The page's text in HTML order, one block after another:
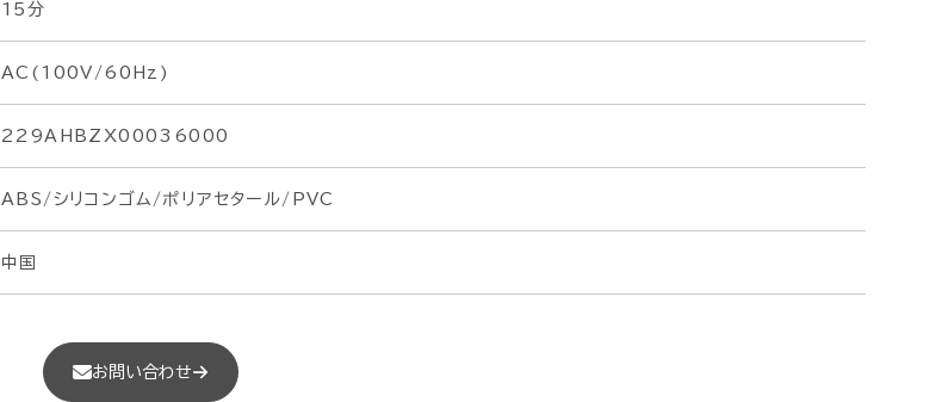
15分
AC(100V/60Hz)
229AHBZX00036000
ABS/シリコンゴム/ポリアセタール/PVC
中国
お問い合わせ